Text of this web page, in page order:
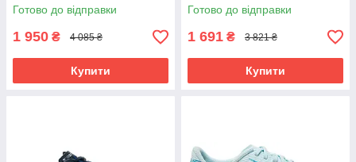
Розмір EU: 44
Готово до відправки
1 950 ₴ 4 085 ₴
Купити
Готово до відправки
1 691 ₴ 3 821 ₴
Купити